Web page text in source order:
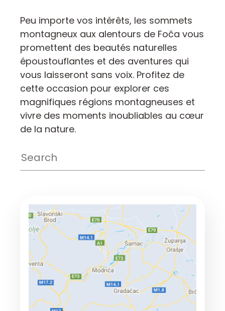
Peu importe vos intérêts, les sommets
montagneux aux alentours de Foča vous
promettent des beautés naturelles
époustouflantes et des aventures qui
vous laisseront sans voix. Profitez de
cette occasion pour explorer ces
magnifiques régions montagneuses et
vivre des moments inoubliables au cœur
de la nature.